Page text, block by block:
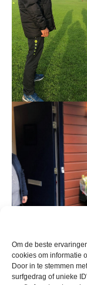
Om de beste
cookies om informatie
Door in te stemmen
surfgedrag of unieke